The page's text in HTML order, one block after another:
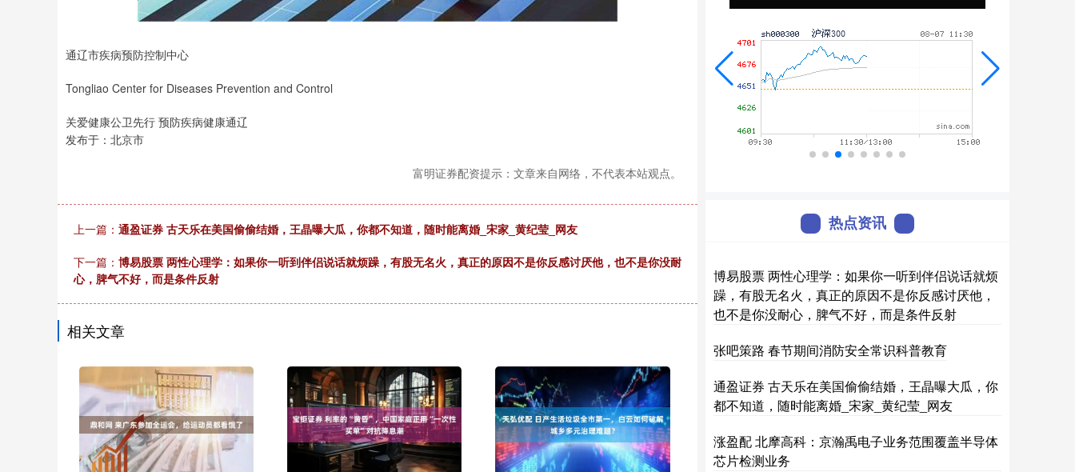
通辽市疾病预防控制中心
Tongliao Center for Diseases Prevention and Control
关爱健康公卫先行 预防疾病健康通辽
发布于：北京市
富明证券配资提示：文章来自网络，不代表本站观点。
上一篇： 通盈证券 古天乐在美国偷偷结婚，王晶曝大瓜，你都不知道，随时能离婚_宋家_黄纪莹_网友
下一篇： 博易股票 两性心理学：如果你一听到伴侣说话就烦躁，有股无名火，真正的原因不是你反感讨厌他，也不是你没耐
心，脾气不好，而是条件反射
相关文章
热点资讯
博易股票 两性心理学：如果你一听到伴侣说话就烦
躁，有股无名火，真正的原因不是你反感讨厌他，
也不是你没耐心，脾气不好，而是条件反射
张吧策路 春节期间消防安全常识科普教育
通盈证券 古天乐在美国偷偷结婚，王晶曝大瓜，你
都不知道，随时能离婚_宋家_黄纪莹_网友
涨盈配 北摩高科：京瀚禹电子业务范围覆盖半导体
芯片检测业务